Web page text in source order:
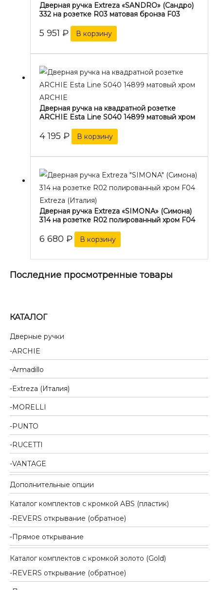
КАТАЛОГ
Дверные ручки
ARCHIE
Armadillo
Extreza (Италия)
MORELLI
PUNTO
RUCETTI
VANTAGE
Дополнительные опции
Каталог комплектов c кромкой ABS (пластик)
REVERS открывание (обратное)
Прямое открывание
Каталог комплектов c кромкой золото (Gold)
REVERS открывание (обратное)
Дверная ручка Extreza «SANDRO» (Сандро)
332 на розетке R03 матовая бронза F03
5 951 ₽ В корзину
ARCHIE
Дверная ручка на квадратной розетке
ARCHIE Esta Line S040 14899 матовый хром
4 195 ₽ В корзину
Extreza (Италия)
Дверная ручка Extreza «SIMONA» (Симона)
314 на розетке R02 полированный хром F04
6 680 ₽ В корзину
Последние просмотренные товары